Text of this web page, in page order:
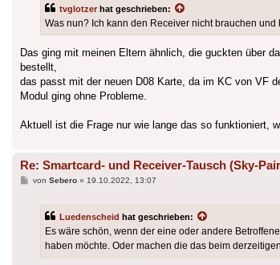
tvglotzer hat geschrieben:
Was nun? Ich kann den Receiver nicht brauchen
Das ging mit meinen Eltern ähnlich, die guckten über
bestellt,
das passt mit der neuen D08 Karte, da im KC von VF
Modul ging ohne Probleme.
Aktuell ist die Frage nur wie lange das so funktioniert,
Re: Smartcard- und Receiver-Tausch (Sky-
Beitrag
von Sebero» 19.10.2022, 13:07
Luedenscheid hat geschrieben:
Es wäre schön, wenn der eine oder andere
haben möchte. Oder machen die das beim